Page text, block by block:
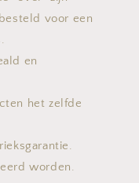
voor een
en
het zelfde
worden.